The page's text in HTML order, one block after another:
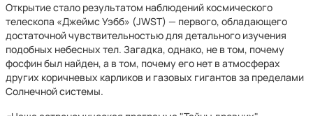
Открытие стало результатом наблюдений космического
телескопа «Джеймс Уэбб» (JWST) — первого, обладающего
достаточной чувствительностью для детального изучения
подобных небесных тел. Загадка, однако, не в том, почему
фосфин был найден, а в том, почему его нет в атмосферах
других коричневых карликов и газовых гигантов за пределами
Солнечной системы.